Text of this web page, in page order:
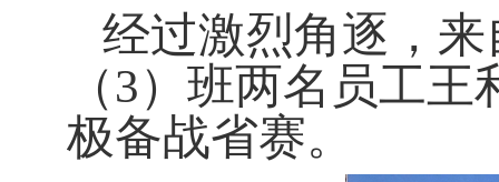
经过激烈角逐， 来
（3）班两名员工
极备战省赛。